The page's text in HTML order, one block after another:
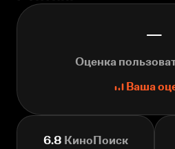
—
Оценка
Ваша
6.8 КиноПоиск